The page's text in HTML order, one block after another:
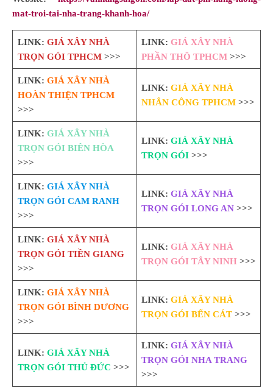
mat-troi-tai-nha-trang-khanh-hoa/
LINK: GIÁ XÂY NHÀ
TRỌN GÓI TPHCM>>>
LINK: GIÁ XÂY NHÀ
PHẦN THÔ TPHCM>>>
LINK: GIÁ XÂY NHÀ
HOÀN THIỆN TPHCM
>>>
LINK: GIÁ XÂY NHÀ
NHÂN CÔNG TPHCM>>>
LINK: GIÁ XÂY NHÀ
TRỌN GÓI BIÊN HÒA
>>>
LINK: GIÁ XÂY NHÀ
TRỌN GÓI>>>
LINK: GIÁ XÂY NHÀ
TRỌN GÓI CAM RANH
>>>
LINK: GIÁ XÂY NHÀ
TRỌN GÓI LONG AN>>>
LINK: GIÁ XÂY NHÀ
TRỌN GÓI TIỀN GIANG
>>>
LINK: GIÁ XÂY NHÀ
TRỌN GÓI TÂY NINH>>>
LINK: GIÁ XÂY NHÀ
TRỌN GÓI BÌNH DƯƠNG
>>>
LINK: GIÁ XÂY NHÀ
TRỌN GÓI BẾN CÁT>>>
LINK: GIÁ XÂY NHÀ
TRỌN GÓI THỦ ĐỨC >>>
LINK: GIÁ XÂY NHÀ
TRỌN GÓI NHA TRANG
>>>